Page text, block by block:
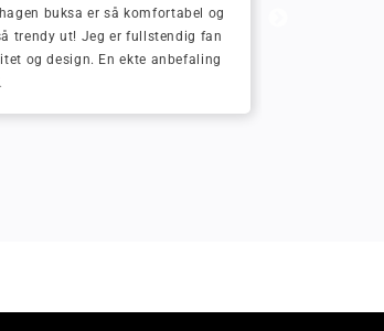
buksa er så komfortabel og
trendy ut! Jeg er fullstendig fan
og design. En ekte anbefaling